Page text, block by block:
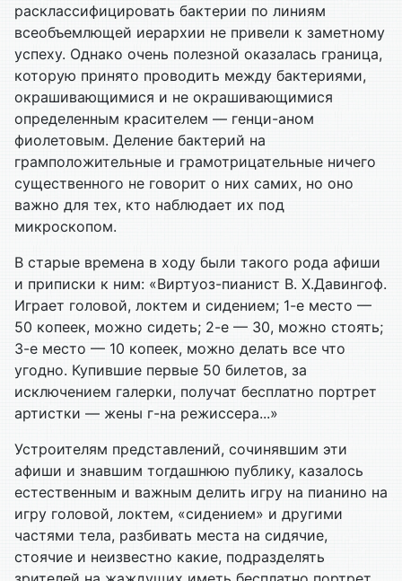
расклассифицировать бактерии по линиям
всеобъемлющей иерархии не привели к заметному
успеху. Однако очень полезной оказалась граница,
которую принято проводить между бактериями,
окрашивающимися и не окрашивающимися
определенным красителем — генци-аном
фиолетовым. Деление бактерий на
грамположительные и грамотрицательные ничего
существенного не говорит о них самих, но оно
важно для тех, кто наблюдает их под
микроскопом.
В старые времена в ходу были такого рода афиши
и приписки к ним: «Виртуоз-пианист В. Х.Давингоф.
Играет головой, локтем и сидением; 1-е место —
50 копеек, можно сидеть; 2-е — 30, можно стоять;
3-е место — 10 копеек, можно делать все что
угодно. Купившие первые 50 билетов, за
исключением галерки, получат бесплатно портрет
артистки — жены г-на режиссера...»
Устроителям представлений, сочинявшим эти
афиши и знавшим тогдашнюю публику, казалось
естественным и важным делить игру на пианино на
игру головой, локтем, «сидением» и другими
частями тела, разбивать места на сидячие,
стоячие и неизвестно какие, подразделять